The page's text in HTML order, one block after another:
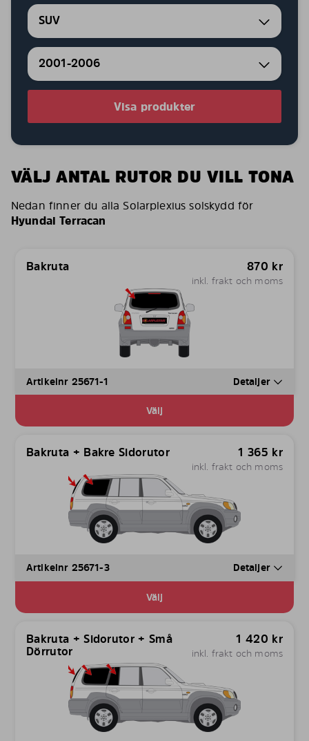
SUV
2001-2006
Visa produkter
VÄLJ ANTAL RUTOR DU VILL TONA
Nedan finner du alla Solarplexius solskydd för
Hyundai Terracan
Bakruta 870 kr
inkl. frakt och moms
Artikelnr 25671-1 Detaljer
Välj
Bakruta + Bakre Sidorutor 1 365 kr
inkl. frakt och moms
Artikelnr 25671-3 Detaljer
Välj
Bakruta + Sidorutor + Små
Dörrutor
1 420 kr
inkl. frakt och moms